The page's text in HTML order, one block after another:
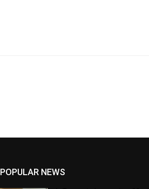
POPULAR NEWS